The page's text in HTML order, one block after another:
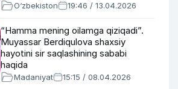
O‘zbekiston 19:46 / 13.04.2026
“Hamma mening oilamga qiziqadi”.
Muyassar Berdiqulova shaxsiy
hayotini sir saqlashining sababi
haqida
Madaniyat 15:15 / 08.04.2026